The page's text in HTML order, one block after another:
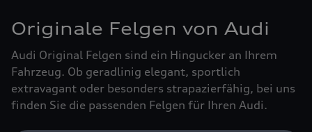
Originale Felgen von Audi
Audi Original Felgen sind ein Hingucker an Ihrem
Fahrzeug. Ob geradlinig elegant, sportlich
extravagant oder besonders strapazierfähig, bei uns
finden Sie die passenden Felgen für Ihren Audi.